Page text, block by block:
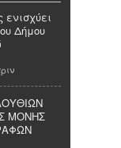
Δήμου
ΜΟΝΗΣ